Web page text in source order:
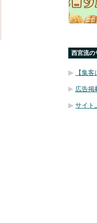
西宮流の
【集
広告掲
サイト